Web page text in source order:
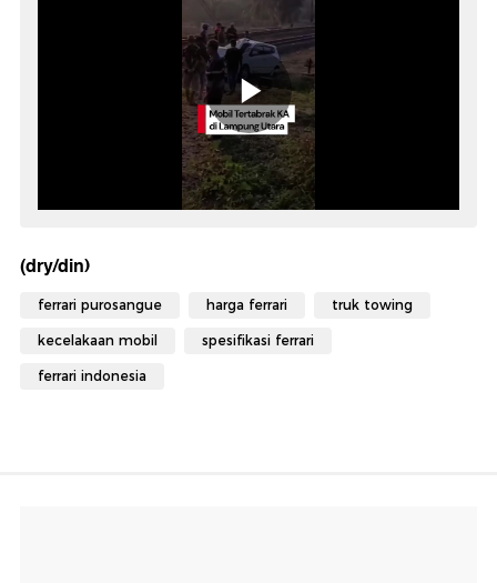
(dry/din)
ferrari purosangue harga ferrari truk towing
kecelakaan mobil spesifikasi ferrari
ferrari indonesia